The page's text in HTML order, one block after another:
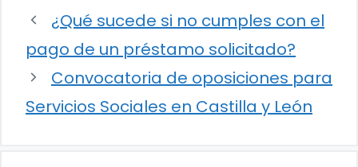
¿Qué sucede si no cumples con el
pago de un préstamo solicitado?
Convocatoria de oposiciones para
Servicios Sociales en Castilla y León